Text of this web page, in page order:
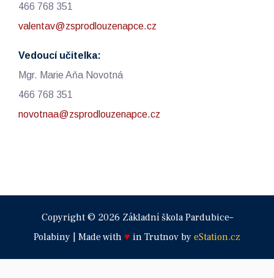
466 768 351
valentav@zsprodlouzenapce.cz
Vedoucí učitelka:
Mgr. Marie Aňa Novotná
466 768 351
novotnaa@zsprodlouzenapce.cz
Copyright © 2026 Základní škola Pardubice–
Polabiny | Made with ♥ in Trutnov by eStation.cz